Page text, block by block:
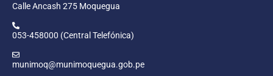
Calle Ancash 275 Moquegua
053-458000 (Central Telefónica)
munimoq@munimoquegua.gob.pe